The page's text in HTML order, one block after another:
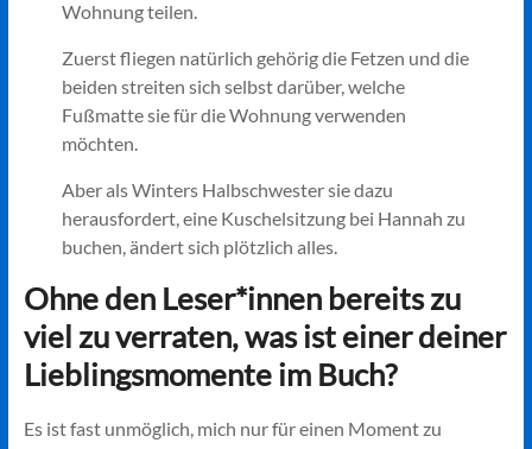
Wohnung teilen.
Zuerst fliegen natürlich gehörig die Fetzen und die
beiden streiten sich selbst darüber, welche
Fußmatte sie für die Wohnung verwenden
möchten.
Aber als Winters Halbschwester sie dazu
herausfordert, eine Kuschelsitzung bei Hannah zu
buchen, ändert sich plötzlich alles.
Ohne den Leser*innen bereits zu
viel zu verraten, was ist einer deiner
Lieblingsmomente im Buch?
Es ist fast unmöglich, mich nur für einen Moment zu